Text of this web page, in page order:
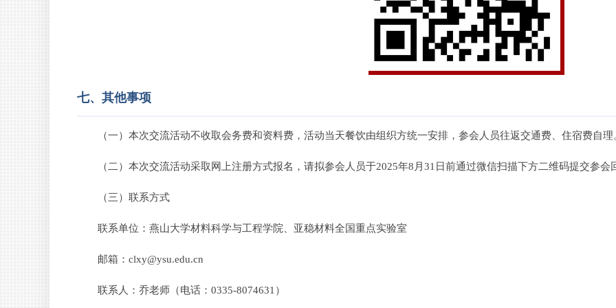
七、其他事项
（一）本次交流活动不收取会务费和资料费，活动当天餐饮由组织方统一安排，参会人员往返交通费、住宿费自理
（二）本次交流活动采取网上注册方式报名，请拟参会人员于2025年8月31日前通过微信扫描下方二维码提交参会
（三）联系方式
联系单位：燕山大学材料科学与工程学院、亚稳材料全国重点实验室
邮箱：clxy@ysu.edu.cn
联系人：乔老师（电话：0335-8074631）